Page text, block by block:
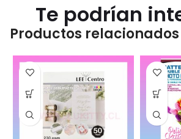
Te podrían
Productos relacionados